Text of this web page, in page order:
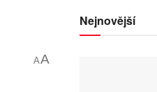
AA
Nejnovější